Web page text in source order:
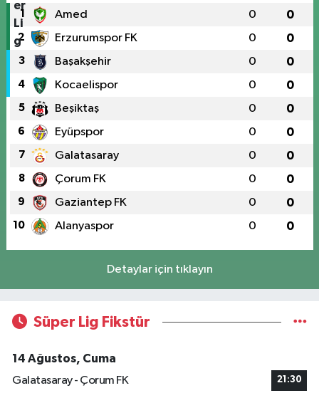
1 Amed 0 0
2 Erzurumspor FK 0 0
3 Başakşehir 0 0
4 Kocaelispor 0 0
5 Beşiktaş 0 0
6 Eyüpspor 0 0
7 Galatasaray 0 0
8 Çorum FK 0 0
9 Gaziantep FK 0 0
10 Alanyaspor 0 0
Detaylar için tıklayın
Süper Lig Fikstür
14 Ağustos, Cuma
Galatasaray - Çorum FK
21:30